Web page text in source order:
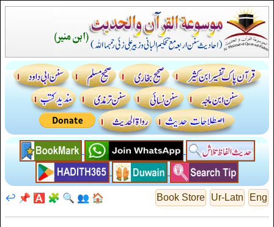
Eng
Ur-Latn
Book Store
🏠
👥
🔍
🧩
🅰️
📌
↩️